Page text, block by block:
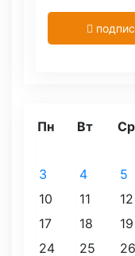
Пн Вт Ср
3
4 5
10
11 12
17
18 19
24
25 26